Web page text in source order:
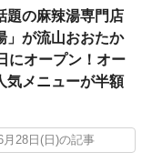
題の麻辣湯専門店
」が流山おおたか
にオープン！オー
気メニューが半額
月28日(日)の記事